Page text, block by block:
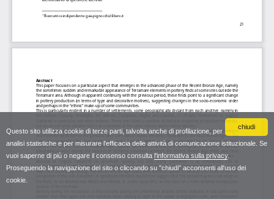
chiudi
Questo sito utilizza cookie di terze parti, talvolta anche di profilazione, per
analisi statistiche e per misurare l'efficacia delle attività di comunicazione istituzionale. Se
vuoi saperne di più o negare il consenso consulta l'informativa sulla privacy.
Proseguendo la navigazione del sito o cliccando su "chiudi" acconsenti all'uso dei
cookie.